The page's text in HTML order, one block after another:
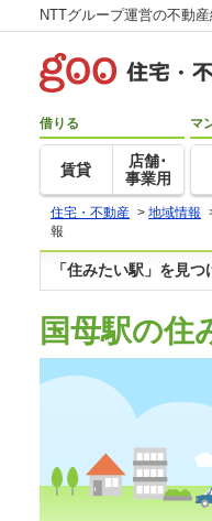
NTTグループ運営の不動
借りる
賃貸
店舗･
事業用
マ
住宅・不動産 > 地域情報
報
「住みたい駅」を見つ
国母駅の住